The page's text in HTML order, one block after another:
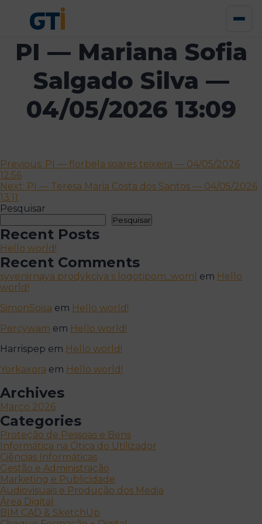
PI — Mariana Sofia
Salgado Silva —
04/05/2026 13:09
Navegação
de
artigos
Previous: PI — florbela soares teixeira — 04/05/2026
12:56
Next: PI — Teresa Maria Costa dos Santos — 04/05/2026
13:11
Pesquisar
Pesquisar
Recent Posts
Hello world!
Recent Comments
syvenirnaya prodykciya s logotipom_woml em Hello
world!
SimonSoisa em Hello world!
Percywam em Hello world!
Harrispep em Hello world!
Yorkaxora em Hello world!
Archives
Março 2026
Categories
Proteção de Pessoas e Bens
Informática na Ótica do Utilizador
Ciências Informáticas
Gestão e Administração
Marketing e Publicidade
Audiovisuais e Produção dos Media
Área Digital
BIM CAD & SketchUp